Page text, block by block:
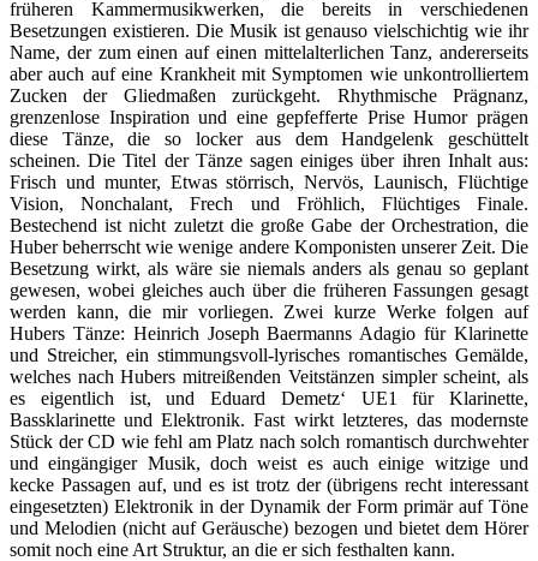
früheren Kammermusikwerken, die bereits in verschiedenen
Besetzungen existieren. Die Musik ist genauso vielschichtig wie ihr
Name, der zum einen auf einen mittelalterlichen Tanz, andererseits
aber auch auf eine Krankheit mit Symptomen wie unkontrolliertem
Zucken der Gliedmaßen zurückgeht. Rhythmische Prägnanz,
grenzenlose Inspiration und eine gepfefferte Prise Humor prägen
diese Tänze, die so locker aus dem Handgelenk geschüttelt
scheinen. Die Titel der Tänze sagen einiges über ihren Inhalt aus:
Frisch und munter, Etwas störrisch, Nervös, Launisch, Flüchtige
Vision, Nonchalant, Frech und Fröhlich, Flüchtiges Finale.
Bestechend ist nicht zuletzt die große Gabe der Orchestration, die
Huber beherrscht wie wenige andere Komponisten unserer Zeit. Die
Besetzung wirkt, als wäre sie niemals anders als genau so geplant
gewesen, wobei gleiches auch über die früheren Fassungen gesagt
werden kann, die mir vorliegen. Zwei kurze Werke folgen auf
Hubers Tänze: Heinrich Joseph Baermanns Adagio für Klarinette
und Streicher, ein stimmungsvoll-lyrisches romantisches Gemälde,
welches nach Hubers mitreißenden Veitstänzen simpler scheint, als
es eigentlich ist, und Eduard Demetz‘ UE1 für Klarinette,
Bassklarinette und Elektronik. Fast wirkt letzteres, das modernste
Stück der CD wie fehl am Platz nach solch romantisch durchwehter
und eingängiger Musik, doch weist es auch einige witzige und
kecke Passagen auf, und es ist trotz der (übrigens recht interessant
eingesetzten) Elektronik in der Dynamik der Form primär auf Töne
und Melodien (nicht auf Geräusche) bezogen und bietet dem Hörer
somit noch eine Art Struktur, an die er sich festhalten kann.